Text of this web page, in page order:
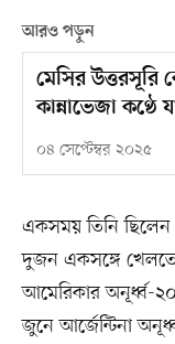
আরও পড়ুন
মেসির উত্তরসূরি
কান্নাভেজা কণ্ঠে
০৪ সেপ্টেম্বর ২০২৫
একসময় তিনি ছিলেন
দুজন একসঙ্গে
আমেরিকার অনূর্ধ্ব-
জুনে আর্জেন্টিনা